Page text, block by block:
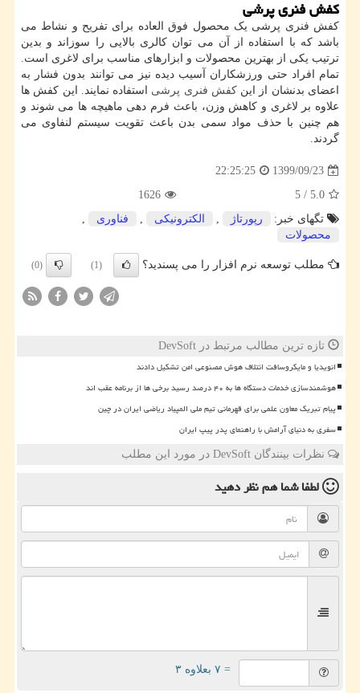
کفش فنری پرشی
کفش فنری پرشی یک محصول فوق العاده برای تفریح و نشاط می
باشد که با استفاده از آن می توان کالری بالایی را سوزاند و بدین
ترتیب یکی از بهترین محصولات و ابزارهای مناسب برای لاغری است.
تمام افراد حتی ورزشکاران آسیب دیده نیز می توانند بدون فشار به
اعضای بدنشان از اینکفش فنری پرشی استفاده نمایند. این کفش ها
علاوه بر لاغری و کاهش وزن، باعث فرم دهی ماهیچه ها می شوند و
هم چنین با حذف مواد سمی بدن باعث تقویت سیستم لنفاوی می
گردند.
1399/09/23
22:25:25
5.0
/
5
1626
تگهای خبر:
رپورتاژ , الكترونیكی , فناوری
,
محصولات
مطلب توسعه نرم افزار را می پسندید؟ (1)
(0)
تازه ترین مطالب مرتبط در DevSoft
انویدیا و مایکروسافت ائتلاف هوش مصنوعی امن تشکیل دادند
هوشمندسازی خدمات دستگاه ها به ۴۰ درصد رسید برخی ها از برنامه عقب اند
پیام تبریک معاون علمی برای قهرمانی تیم ملی المپیاد ریاضی ایران در چین
سفری به دنیای آرامش با راهنمای پدر پیپ ایران
نظرات بینندگان DevSoft در مورد این مطلب
لطفا شما همنظر دهید
= ۷ بعلاوه ۳